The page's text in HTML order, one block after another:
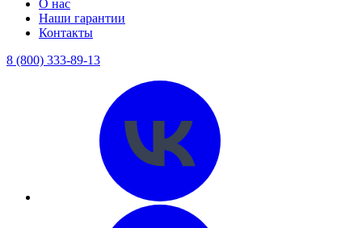
О нас
Наши гарантии
Контакты
8 (800) 333-89-13